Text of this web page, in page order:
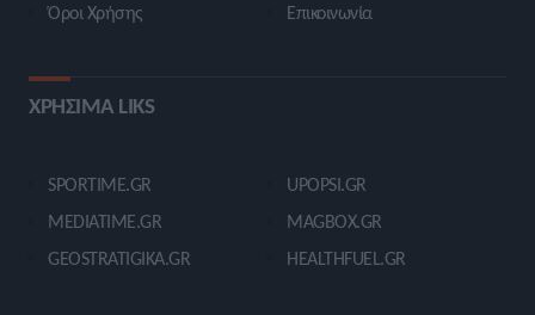
Όροι Χρήσης
Επικοινωνία
ΧΡΗΣΙΜΑ LIKS
SPORTIME.GR
MEDIATIME.GR
GEOSTRATIGIKA.GR
UPOPSI.GR
MAGBOX.GR
HEALTHFUEL.GR